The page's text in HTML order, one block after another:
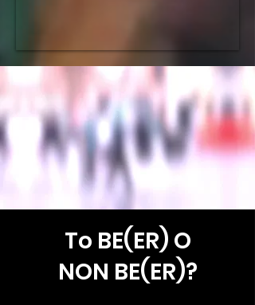
To BE(ER) O
NON BE(ER)?